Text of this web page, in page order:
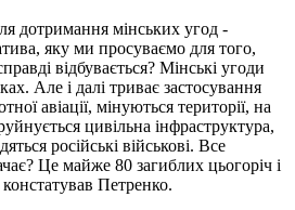
дотримання мінських угод -
яку ми просуваємо для того,
відбувається? Мінські угоди
Але і далі триває застосування
авіації, мінуються території, на
цивільна інфраструктура,
російські військові. Все
Це майже 80 загиблих цьогоріч і
Петренко.